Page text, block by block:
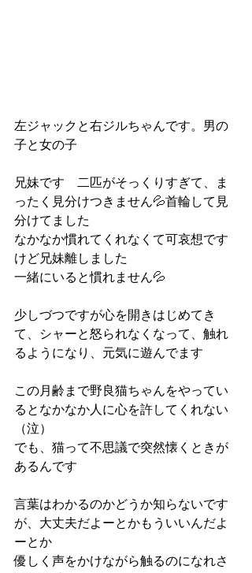
左ジャックと右ジルちゃんです。男の
子と女の子
兄妹です　二匹がそっくりすぎて、ま
ったく見分けつきません💦首輪して見
分けてました
なかなか慣れてくれなくて可哀想です
けど兄妹離しました
一緒にいると慣れません💦
少しづつですが心を開きはじめてき
て、シャーと怒られなくなって、触れ
るようになり、元気に遊んでます
この月齢まで野良猫ちゃんをやってい
るとなかなか人に心を許してくれない
（泣）
でも、猫って不思議で突然懐くときが
あるんです
言葉はわかるのかどうか知らないです
が、大丈夫だよーとかもういいんだよ
ーとか
優しく声をかけながら触るのになれさ